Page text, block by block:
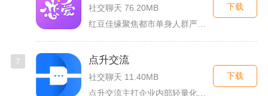
社交聊天 76.20MB
下载
7 点升交流
社交聊天 11.40MB
下载